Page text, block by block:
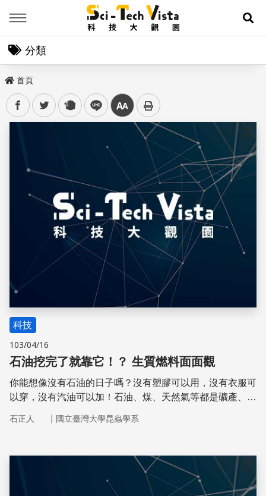
展
分類
首頁
facebooktwitter plurk line 中
儲存
科技
103/04/16
石油挖完了就靠它！？ 生質燃料面面觀
你能想像沒有石油的日子嗎？沒有塑膠可以用，沒有衣服可
以穿，沒有汽油可以加！石油、煤、天然氣等都是礦產、非
地底下形成，需要上百萬年的時間
石正人 ｜ 國立臺灣大學昆蟲學系
儲存